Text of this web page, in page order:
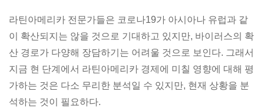
라틴아메리카 전문가들은 코로나19가 아시아나 유럽과 같
이 확산되지는 않을 것으로 기대하고 있지만, 바이러스의 확
산 경로가 다양해 장담하기는 어려울 것으로 보인다. 그래서
지금 현 단계에서 라틴아메리카 경제에 미칠 영향에 대해 평
가하는 것은 다소 무리한 분석일 수 있지만, 현재 상황을 분
석하는 것이 필요하다.